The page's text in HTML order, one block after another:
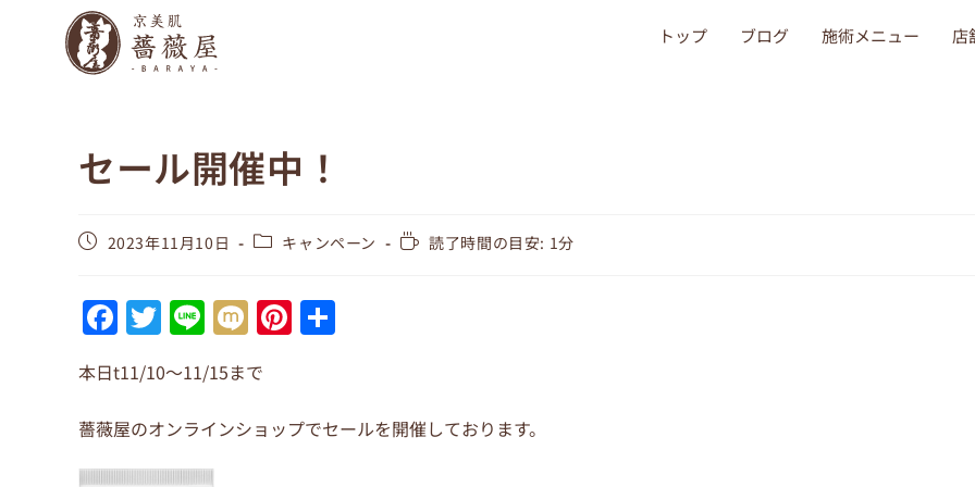
トップ ブログ 施術メニュー 店
セール開催中！
2023年11月10日 キャンペーン 読了時間の目安: 1分
F
a
c
e
b
T
w
itt
er
Li
n
e
M
ix
i
Pi
nt
e
本日t11/10～11/15まで
薔薇屋のオンラインショップでセールを開催しております。